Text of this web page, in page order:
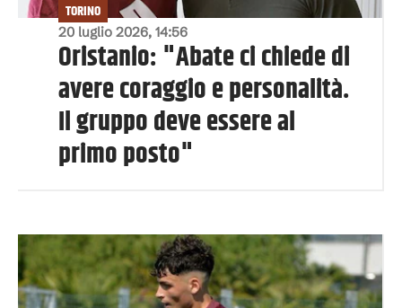
20 luglio 2026, 14:56
TORINO
Oristanio: "Abate ci chiede di
avere coraggio e personalità.
Il gruppo deve essere al
primo posto"